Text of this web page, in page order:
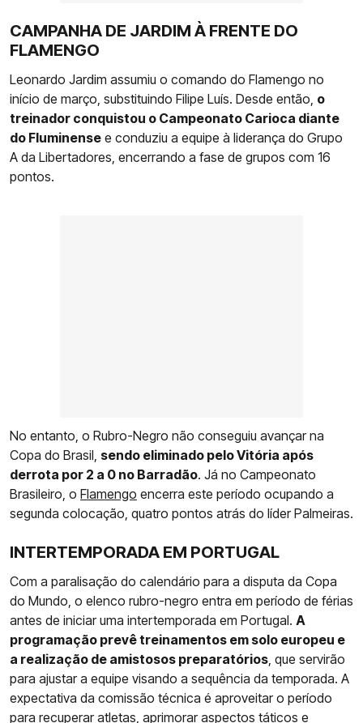
CAMPANHA DE JARDIM À FRENTE DO
FLAMENGO
Leonardo Jardim assumiu o comando do Flamengo no
início de março, substituindo Filipe Luís. Desde então, o
treinador conquistou o Campeonato Carioca diante
do Fluminense e conduziu a equipe à liderança do Grupo
A da Libertadores, encerrando a fase de grupos com 16
pontos.
No entanto, o Rubro-Negro não conseguiu avançar na
Copa do Brasil, sendo eliminado pelo Vitória após
derrota por 2 a 0 no Barradão. Já no Campeonato
Brasileiro, o Flamengo encerra este período ocupando a
segunda colocação, quatro pontos atrás do líder Palmeiras.
INTERTEMPORADA EM PORTUGAL
Com a paralisação do calendário para a disputa da Copa
do Mundo, o elenco rubro-negro entra em período de férias
antes de iniciar uma intertemporada em Portugal. A
programação prevê treinamentos em solo europeu e
a realização de amistosos preparatórios , que servirão
para ajustar a equipe visando a sequência da temporada. A
expectativa da comissão técnica é aproveitar o período
para recuperar atletas, aprimorar aspectos táticos e